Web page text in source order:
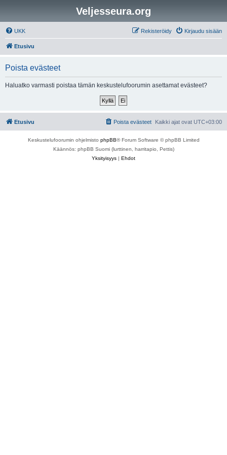
Veljesseura.org
UKK Kirjaudu sisään
Rekisteröidy
Etusivu
Poista evästeet
Haluatko varmasti poistaa tämän keskustelufoorumin asettamat evästeet?
Etusivu Kaikki ajat ovat UTC+03:00
Poista evästeet
Keskustelufoorumin ohjelmisto phpBB® Forum Software © phpBB Limited
Käännös: phpBB Suomi (lurttinen, harritapio, Pettis)
Yksityisyys | Ehdot